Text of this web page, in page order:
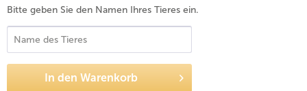
Bitte geben Sie den Namen Ihres Tieres ein.
In den Warenkorb